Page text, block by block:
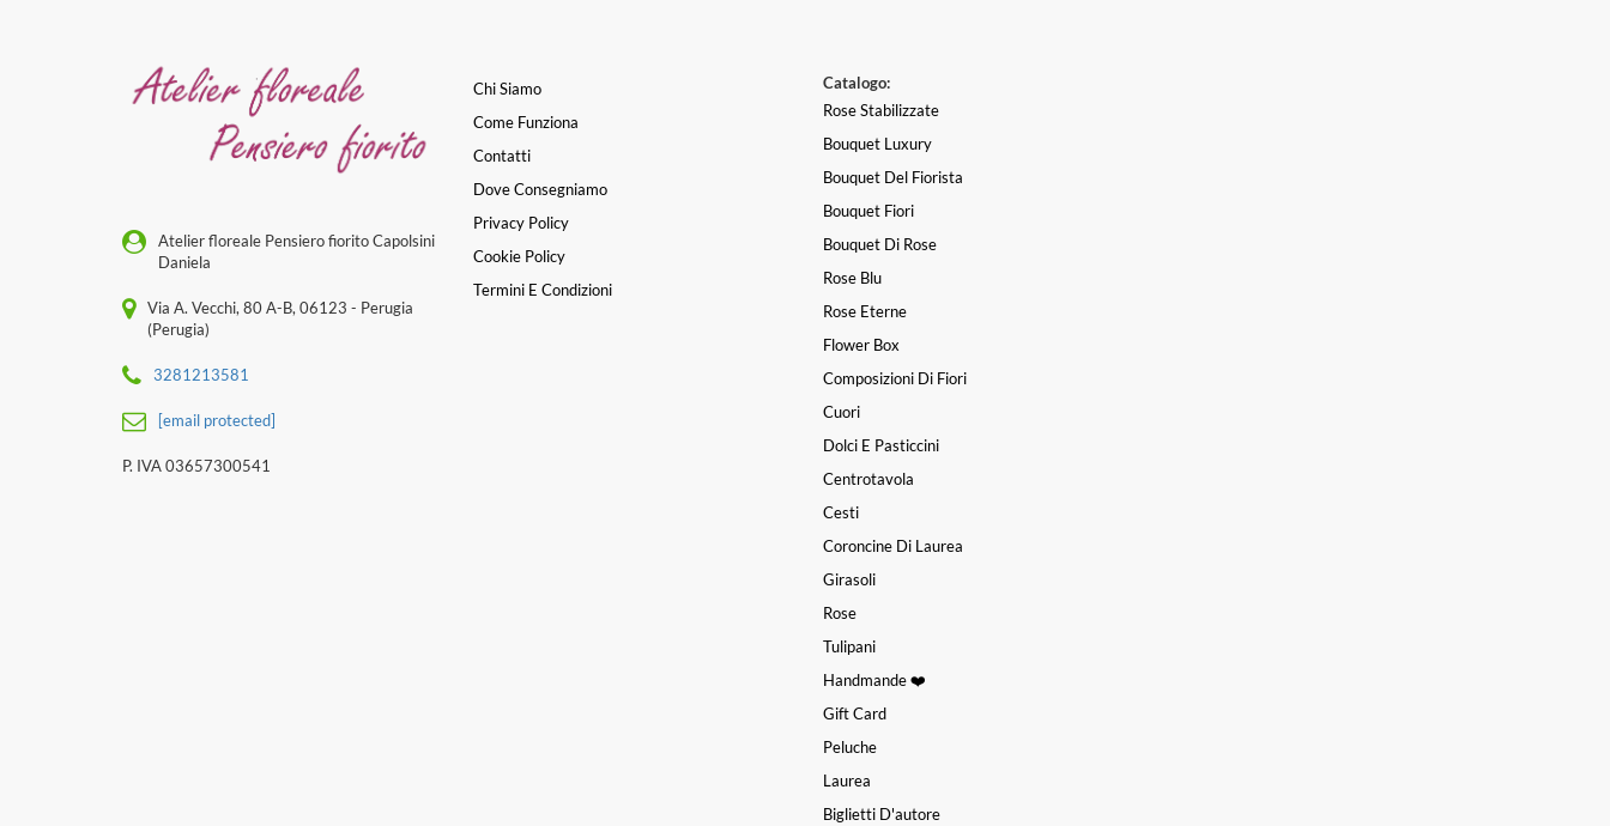
Atelier floreale Pensiero fiorito Capolsini
Daniela
Via A. Vecchi, 80 A-B, 06123 - Perugia
(Perugia)
3281213581
[email protected]
P. IVA 03657300541
Chi Siamo
Come Funziona
Contatti
Dove Consegniamo
Privacy Policy
Cookie Policy
Termini E Condizioni
Catalogo:
Rose Stabilizzate
Bouquet Luxury
Bouquet Del Fiorista
Bouquet Fiori
Bouquet Di Rose
Rose Blu
Rose Eterne
Flower Box
Composizioni Di Fiori
Cuori
Dolci E Pasticcini
Centrotavola
Cesti
Coroncine Di Laurea
Girasoli
Rose
Tulipani
Handmande ❤️
Gift Card
Peluche
Laurea
Biglietti D'autore